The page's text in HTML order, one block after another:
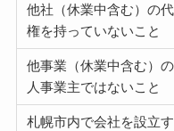
他社（休業中含む）の
権を持っていないこと
他事業（休業中含む）
人事業主ではないこと
札幌市内で会社を設立